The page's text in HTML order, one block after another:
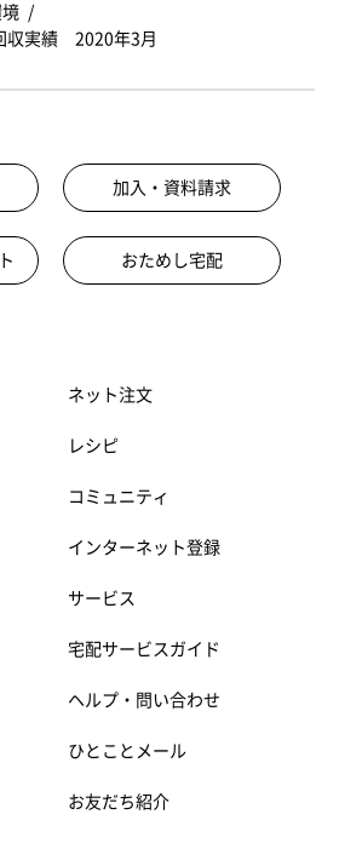
収実績 2020年3月
加入・資料請求
おためし宅配
ネット注文
レシピ
コミュニティ
インターネット登録
サービス
宅配サービスガイド
ヘルプ・問い合わせ
ひとことメール
お友だち紹介